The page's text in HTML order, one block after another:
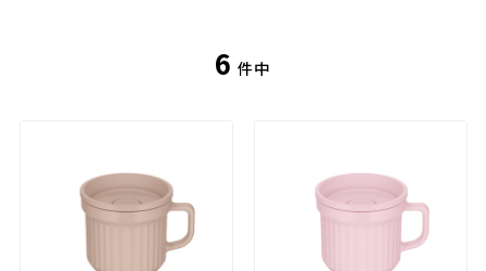
6 件中